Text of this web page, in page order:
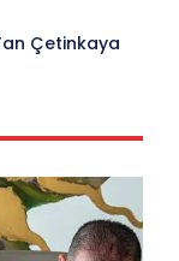
Çetinkaya